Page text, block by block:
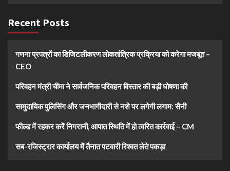
Recent Posts
गणना प्रपत्रों का डिजिटलीकरण लोकतांत्रिक प्रक्रिया को करेगा मजबूत –
CEO
परिवहन मंत्री चीमा ने सार्वजनिक परिवहन विस्तार की बड़ी घोषणा की
सामुदायिक पुलिसिंग और जनभागीदारी से नशे पर लगेगी लगाम: सैनी
फील्ड में रहकर करें निगरानी, आपात स्थिति में हो त्वरित कार्रवाई – CM
सब-रजिस्ट्रार कार्यालय में तैनात पटवारी रिश्वत लेते पकड़ा